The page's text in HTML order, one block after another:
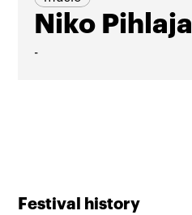
Niko Pihlaja
-
Festival history